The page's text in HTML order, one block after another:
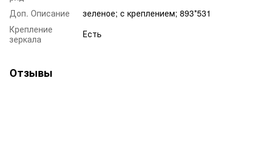
Доп. Описание
зеленое; с креплением; 893*531
Крепление
зеркала
Есть
Отзывы